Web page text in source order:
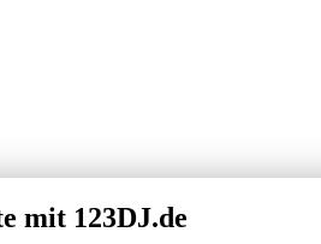
mit 123DJ.de